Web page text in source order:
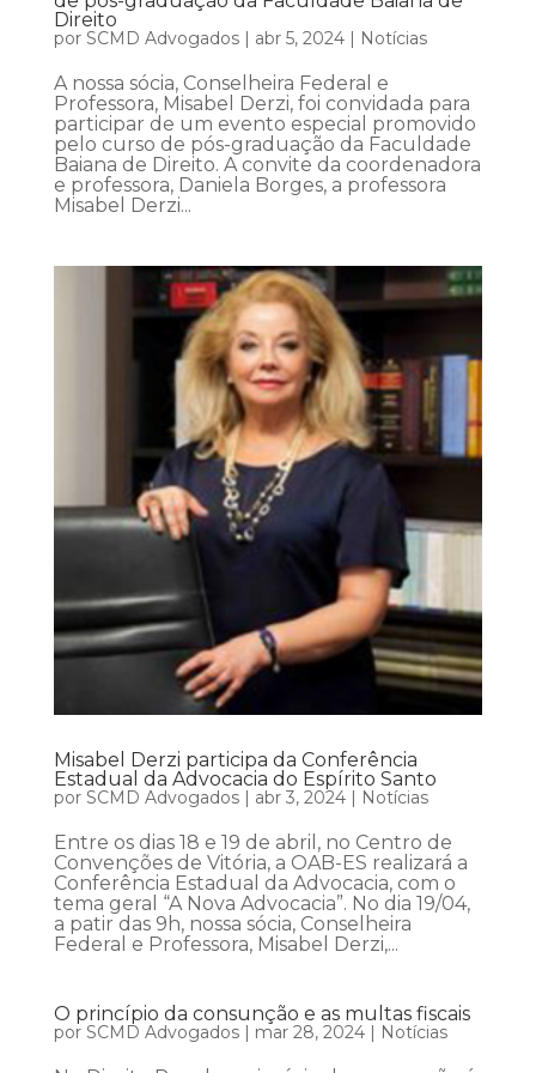
Direito
por SCMD Advogados| abr 5, 2024| Notícias
A nossa sócia, Conselheira Federal e
Professora, Misabel Derzi, foi convidada para
participar de um evento especial promovido
pelo curso de pós-graduação da Faculdade
Baiana de Direito. A convite da coordenadora
e professora, Daniela Borges, a professora
Misabel Derzi...
Misabel Derzi participa da Conferência
Estadual da Advocacia do Espírito Santo
por SCMD Advogados| abr 3, 2024| Notícias
Entre os dias 18 e 19 de abril, no Centro de
Convenções de Vitória, a OAB-ES realizará a
Conferência Estadual da Advocacia, com o
tema geral “A Nova Advocacia”. No dia 19/04,
a patir das 9h, nossa sócia, Conselheira
Federal e Professora, Misabel Derzi,...
O princípio da consunção e as multas fiscais
por SCMD Advogados| mar 28, 2024| Notícias